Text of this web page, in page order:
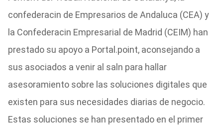
confederacin de Empresarios de Andaluca (CEA) y
la Confederacin Empresarial de Madrid (CEIM) han
prestado su apoyo a Portal.point, aconsejando a
sus asociados a venir al saln para hallar
asesoramiento sobre las soluciones digitales que
existen para sus necesidades diarias de negocio.
Estas soluciones se han presentado en el primer